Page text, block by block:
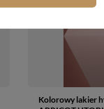
Kolorowy lakier